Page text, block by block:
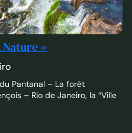
»
Pantanal – La forêt
– Rio de Janeiro, la “Ville